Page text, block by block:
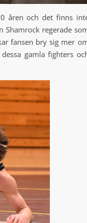
åren och det finns
Shamrock regerade
fansen bry sig mer
gamla fighters